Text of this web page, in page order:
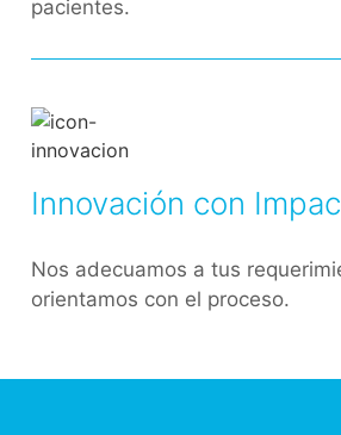
pacientes.
Innovación con
Nos adecuamos a tus
orientamos con el proceso.